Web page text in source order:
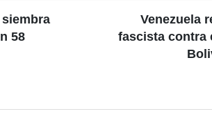
58
Venezuela
fascista contra